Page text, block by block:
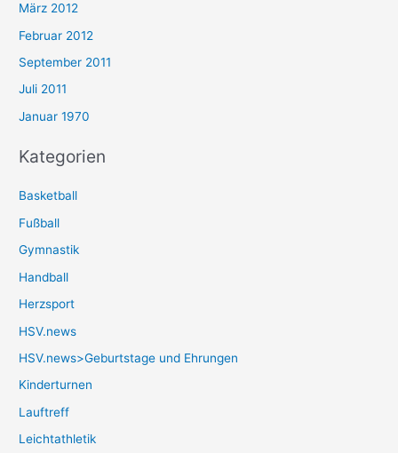
März 2012
Februar 2012
September 2011
Juli 2011
Januar 1970
Kategorien
Basketball
Fußball
Gymnastik
Handball
Herzsport
HSV.news
HSV.news>Geburtstage und Ehrungen
Kinderturnen
Lauftreff
Leichtathletik